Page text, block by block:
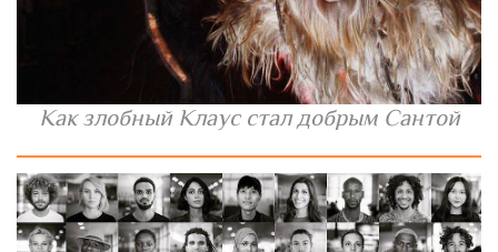
Как злобный Клаус стал добрым Сантой